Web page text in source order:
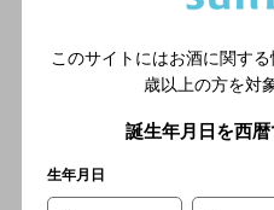
市
２
カ
[カ
このサイトにはお酒に関す
歳以上の方を対
誕生年月日を西暦
生年月日